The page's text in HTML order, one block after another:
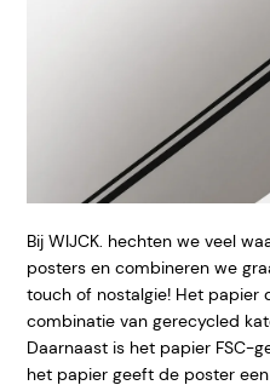
Bij WIJCK. hechten we veel
posters en combineren we
touch of nostalgie! Het papier
combinatie van gerecycled
Daarnaast is het papier FSC-
het papier geeft de poster